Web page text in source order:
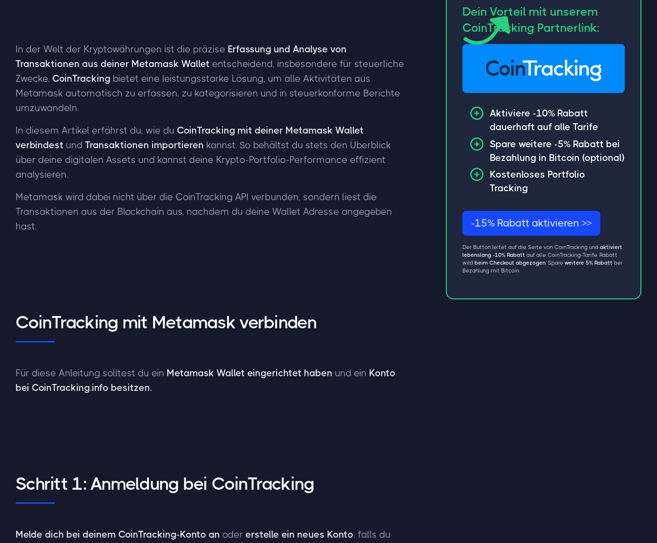
In der Welt der Kryptowährungen ist die präzise Erfassung und Analyse von
Transaktionen aus deiner Metamask Wallet entscheidend, insbesondere für steuerliche
Zwecke. CoinTracking bietet eine leistungsstarke Lösung, um alle Aktivitäten aus
Metamask automatisch zu erfassen, zu kategorisieren und in steuerkonforme Berichte
umzuwandeln.
In diesem Artikel erfährst du, wie du CoinTracking mit deiner Metamask Wallet
verbindest und Transaktionen importieren kannst. So behältst du stets den Überblick
über deine digitalen Assets und kannst deine Krypto-Portfolio-Performance effizient
analysieren.
Metamask wird dabei nicht über die CoinTracking API verbunden, sondern liest die
Transaktionen aus der Blockchain aus, nachdem du deine Wallet Adresse angegeben
hast.
CoinTracking mit Metamask verbinden
Für diese Anleitung solltest du ein Metamask Wallet eingerichtet haben und ein Konto
bei CoinTracking.info besitzen.
Schritt 1: Anmeldung bei CoinTracking
Melde dich bei deinem CoinTracking-Konto an oder erstelle ein neues Konto, falls du
Dein Vorteil mit unserem
CoinTracking Partnerlink:
Aktiviere -10% Rabatt
dauerhaft auf alle Tarife
Spare weitere -5% Rabatt bei
Bezahlung in Bitcoin (optional)
Kostenloses Portfolio
Tracking
-15% Rabatt aktivieren >>
Der Button leitet auf die Seite von CoinTracking und aktiviert
lebenslang -10% Rabatt auf alle CoinTracking-Tarife. Rabatt
wird beim Checkout abgezogen. Spare weitere 5% Rabatt bei
Bezahlung mit Bitcoin.